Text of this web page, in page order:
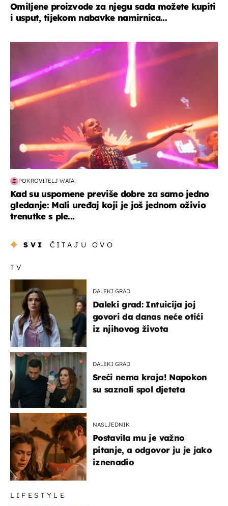
Omiljene proizvode za njegu sada možete kupiti
i usput, tijekom nabavke namirnica...
POKROVITELJ WATA
Kad su uspomene previše dobre za samo jedno
gledanje: Mali uređaj koji je još jednom oživio
trenutke s ple...
SVI ČITAJU OVO
TV
DALEKI GRAD
Daleki grad: Intuicija joj
govori da danas neće otići
iz njihovog života
DALEKI GRAD
Sreći nema kraja! Napokon
su saznali spol djeteta
NASLJEDNIK
Postavila mu je važno
pitanje, a odgovor ju je jako
iznenadio
LIFESTYLE